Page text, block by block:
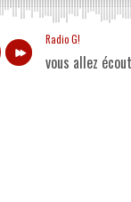
Radio G!
vous allez